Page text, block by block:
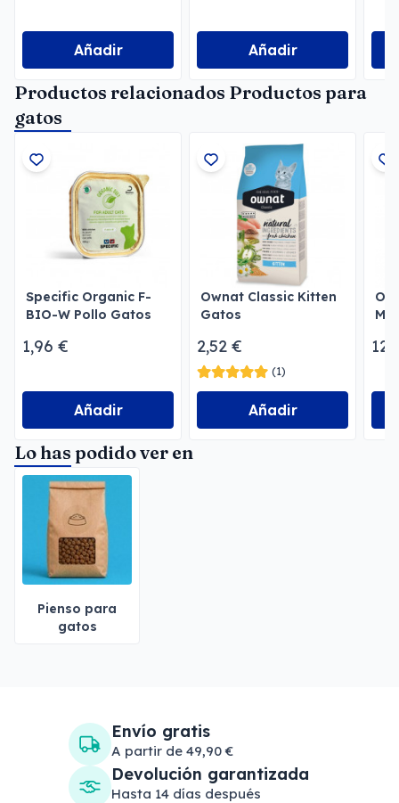
Añadir Añadir
Productos relacionados Productos para
gatos
Specific Organic F-
BIO-W Pollo Gatos
1,96 €
Añadir
Ownat Classic Kitten
Gatos
2,52 €
(1)
Añadir
Lo has podido ver en
Pienso para
gatos
Envío gratis
A partir de 49,90 €
Devolución garantizada
Hasta 14 días después